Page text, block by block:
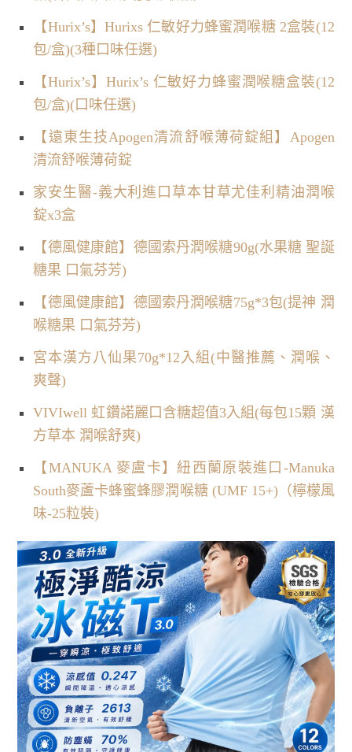
【Hurix’s】Hurixs 仁敏好力蜂蜜潤喉糖 2盒裝(12
包/盒)(3種口味任選)
【Hurix’s】Hurix’s 仁敏好力蜂蜜潤喉糖盒裝(12
包/盒)(口味任選)
【遠東生技Apogen清流舒喉薄荷錠組】Apogen
清流舒喉薄荷錠
家安生醫-義大利進口草本甘草尤佳利精油潤喉
錠x3盒
【德風健康館】德國索丹潤喉糖90g(水果糖 聖誕
糖果 口氣芬芳)
【德風健康館】德國索丹潤喉糖75g*3包(提神 潤
喉糖果 口氣芬芳)
宮本漢方八仙果70g*12入組(中醫推薦、潤喉、
爽聲)
VIVIwell 虹鑽諾麗口含糖超值3入組(每包15顆 漢
方草本 潤喉舒爽)
【MANUKA 麥盧卡】紐西蘭原裝進口-Manuka
South麥蘆卡蜂蜜蜂膠潤喉糖 (UMF 15+)（檸檬風
味-25粒裝)